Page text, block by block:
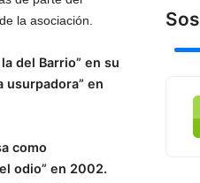
la asociación.
del Barrio” en su
usurpadora” en
como
odio” en 2002.